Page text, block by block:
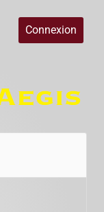
Connexion